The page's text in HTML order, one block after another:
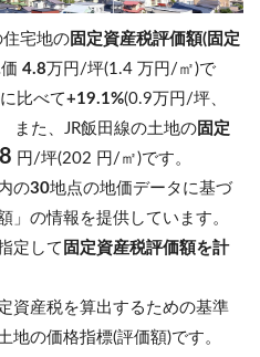
住宅地の 固定資産税評価額(固定
4.8万円/坪(1.4 万円/㎡)で
比べて+19.1%(0.9万円/坪、
また、JR飯田線の土地の 固定
円/坪(202 円/㎡)です。
の30地点の地価データに基づ
」の情報を提供しています。
定して 固定資産税評価額を計
資産税を算出するための基準
地の価格指標(評価額)です。